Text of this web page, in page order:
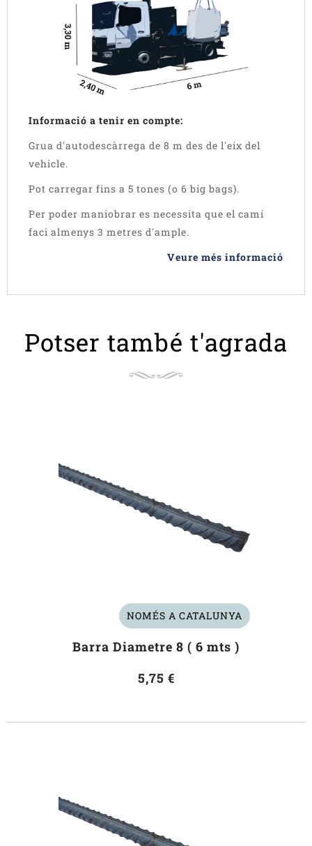
Informació a tenir en compte:
Grua d'autodescàrrega de 8 m des de l'eix del
vehicle.
Pot carregar fins a 5 tones (o 6 big bags).
Per poder maniobrar es necessita que el camí
faci almenys 3 metres d'ample.
Veure més informació
Potser també t'agrada
NOMÉS A CATALUNYA
Barra Diametre 8 ( 6 mts )
5,75 €